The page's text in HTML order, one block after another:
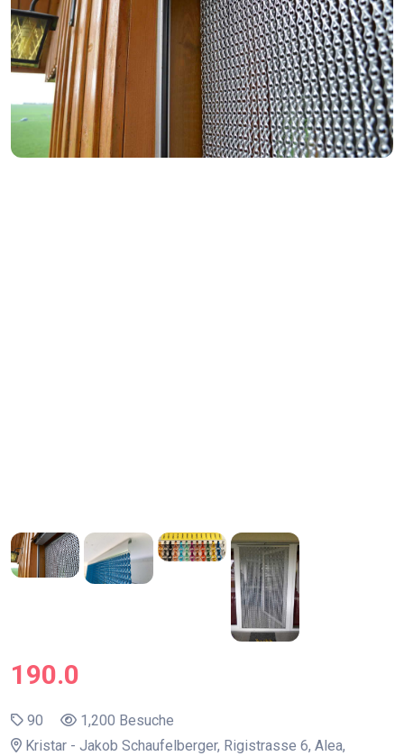
190.0
90
1,200 Besuche
Kristar - Jakob Schaufelberger, Rigistrasse 6, Alea,